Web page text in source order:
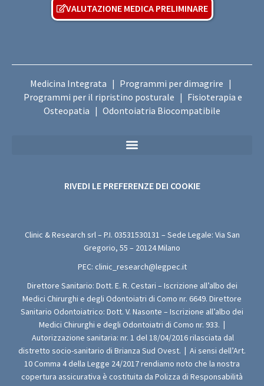
VALUTAZIONE MEDICA PRELIMINARE
Medicina Integrata | Programmi per dimagrire |
Programmi per il ripristino posturale | Fisioterapia e
Osteopatia | Odontoiatria Biocompatibile
RIVEDI LE PREFERENZE DEI COOKIE
Clinic & Research srl – P.I. 03531530131 – Sede Legale: Via San
Gregorio, 55 – 20124 Milano
PEC: clinic_research@legpec.it
Direttore Sanitario: Dott. E. R. Cestari – Iscrizione all’albo dei
Medici Chirurghi e degli Odontoiatri di Como nr. 6649. Direttore
Sanitario Odontoiatrico: Dott. V. Nasonte – Iscrizione all’albo dei
Medici Chirurghi e degli Odontoiatri di Como nr. 933. |
Autorizzazione sanitaria: nr. 1 del 18/04/2016 rilasciata dal
distretto socio-sanitario di Brianza Sud Ovest. | Ai sensi dell’Art.
10 Comma 4 della Legge 24/2017 rendiamo noto che la nostra
copertura assicurativa è costituita da Polizza di Responsabilità